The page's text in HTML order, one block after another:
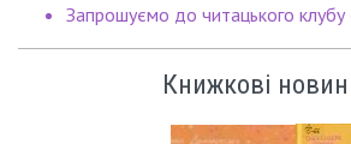
Запрошуємо до читацького
Книжкові